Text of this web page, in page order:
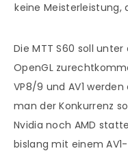
keine Meisterleistung,
Die MTT S60 soll
OpenGL
VP8/9 und AV1
man der Konkurrenz
Nvidia noch AMD
bislang mit einem